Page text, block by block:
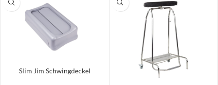
Slim Jim Schwingdeckel